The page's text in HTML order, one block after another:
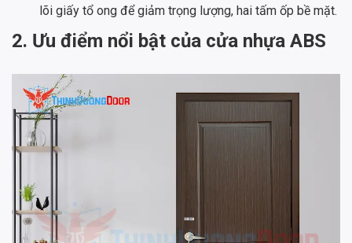
lõi giấy tổ ong để giảm trọng lượng, hai tấm ốp bề mặt.
2. Ưu điểm nổi bật của cửa nhựa ABS